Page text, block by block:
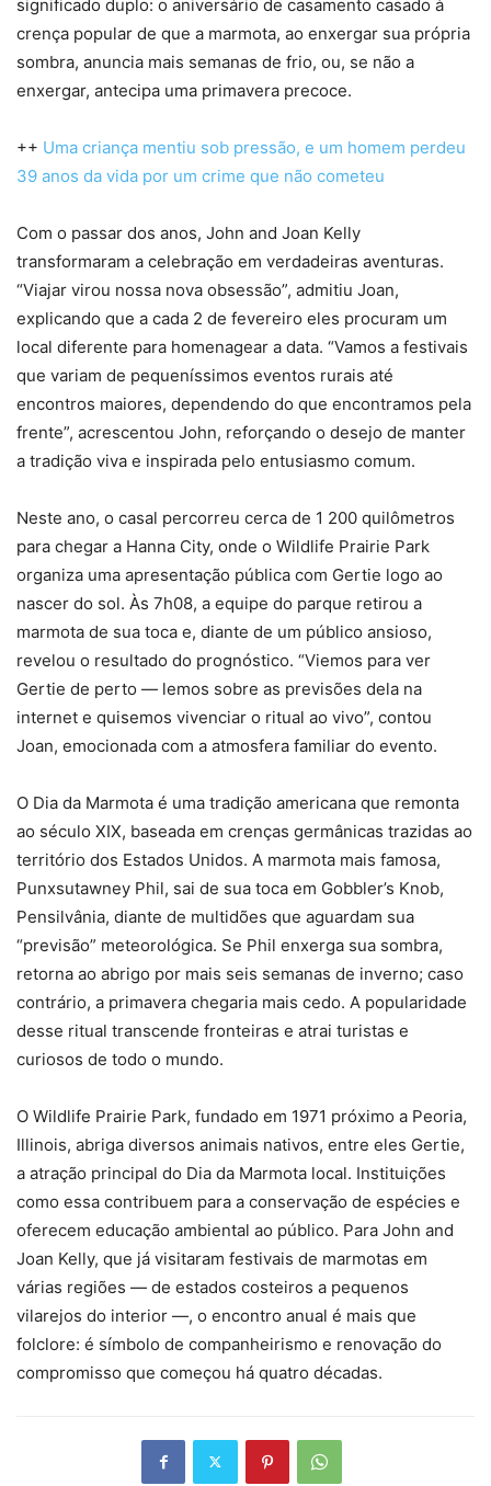
significado duplo: o aniversário de casamento casado à
crença popular de que a marmota, ao enxergar sua própria
sombra, anuncia mais semanas de frio, ou, se não a
enxergar, antecipa uma primavera precoce.
++ Uma criança mentiu sob pressão, e um homem perdeu
39 anos da vida por um crime que não cometeu
Com o passar dos anos, John and Joan Kelly
transformaram a celebração em verdadeiras aventuras.
“Viajar virou nossa nova obsessão”, admitiu Joan,
explicando que a cada 2 de fevereiro eles procuram um
local diferente para homenagear a data. “Vamos a festivais
que variam de pequeníssimos eventos rurais até
encontros maiores, dependendo do que encontramos pela
frente”, acrescentou John, reforçando o desejo de manter
a tradição viva e inspirada pelo entusiasmo comum.
Neste ano, o casal percorreu cerca de 1 200 quilômetros
para chegar a Hanna City, onde o Wildlife Prairie Park
organiza uma apresentação pública com Gertie logo ao
nascer do sol. Às 7h08, a equipe do parque retirou a
marmota de sua toca e, diante de um público ansioso,
revelou o resultado do prognóstico. “Viemos para ver
Gertie de perto — lemos sobre as previsões dela na
internet e quisemos vivenciar o ritual ao vivo”, contou
Joan, emocionada com a atmosfera familiar do evento.
O Dia da Marmota é uma tradição americana que remonta
ao século XIX, baseada em crenças germânicas trazidas ao
território dos Estados Unidos. A marmota mais famosa,
Punxsutawney Phil, sai de sua toca em Gobbler’s Knob,
Pensilvânia, diante de multidões que aguardam sua
“previsão” meteorológica. Se Phil enxerga sua sombra,
retorna ao abrigo por mais seis semanas de inverno; caso
contrário, a primavera chegaria mais cedo. A popularidade
desse ritual transcende fronteiras e atrai turistas e
curiosos de todo o mundo.
O Wildlife Prairie Park, fundado em 1971 próximo a Peoria,
Illinois, abriga diversos animais nativos, entre eles Gertie,
a atração principal do Dia da Marmota local. Instituições
como essa contribuem para a conservação de espécies e
oferecem educação ambiental ao público. Para John and
Joan Kelly, que já visitaram festivais de marmotas em
várias regiões — de estados costeiros a pequenos
vilarejos do interior —, o encontro anual é mais que
folclore: é símbolo de companheirismo e renovação do
compromisso que começou há quatro décadas.